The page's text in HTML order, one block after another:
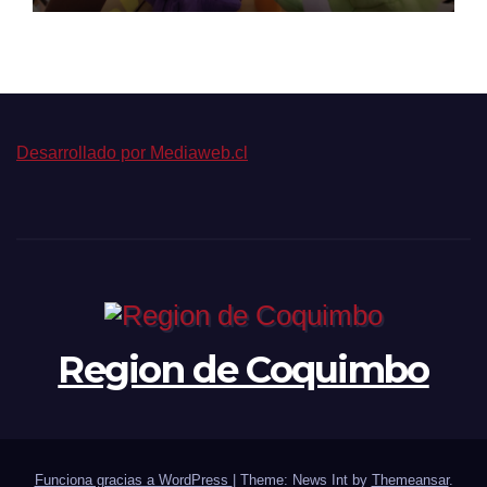
Desarrollado por Mediaweb.cl
Region de Coquimbo
Funciona gracias a WordPress Theme: News Int by Themeansar.